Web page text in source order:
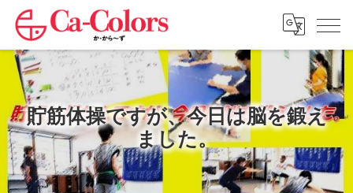
貯筋体操ですが、今日は脳を鍛え
ました。